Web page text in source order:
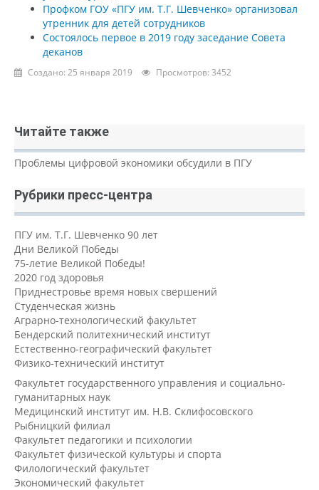
Профком ГОУ «ПГУ им. Т.Г. Шевченко» организовал
утренник для детей сотрудников
Состоялось первое в 2019 году заседание Совета
деканов
Создано: 25 января 2019 Просмотров: 3452
Читайте также
Проблемы цифровой экономики обсудили в ПГУ
Рубрики пресс-центра
ПГУ им. Т.Г. Шевченко 90 лет
Дни Великой Победы
75-летие Великой Победы!
2020 год здоровья
Приднестровье время новых свершений
Студенческая жизнь
Аграрно-технологический факультет
Бендерский политехнический институт
Естественно-географический факультет
Физико-технический институт
Факультет государственного управления и социально-
гуманитарных наук
Медицинский институт им. Н.В. Склифосовского
Рыбницкий филиал
Факультет педагогики и психологии
Факультет физической культуры и спорта
Филологический факультет
Экономический факультет